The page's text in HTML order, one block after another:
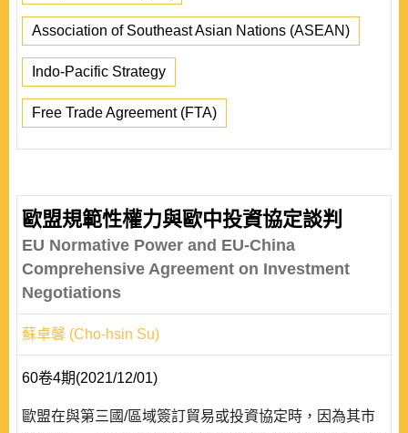
Association of Southeast Asian Nations (ASEAN)
Indo-Pacific Strategy
Free Trade Agreement (FTA)
歐盟規範性權力與歐中投資協定談判
EU Normative Power and EU-China
Comprehensive Agreement on Investment
Negotiations
蘇卓馨 (Cho-hsin Su)
60卷4期(2021/12/01)
歐盟在與第三國/區域簽訂貿易或投資協定時，因為其市